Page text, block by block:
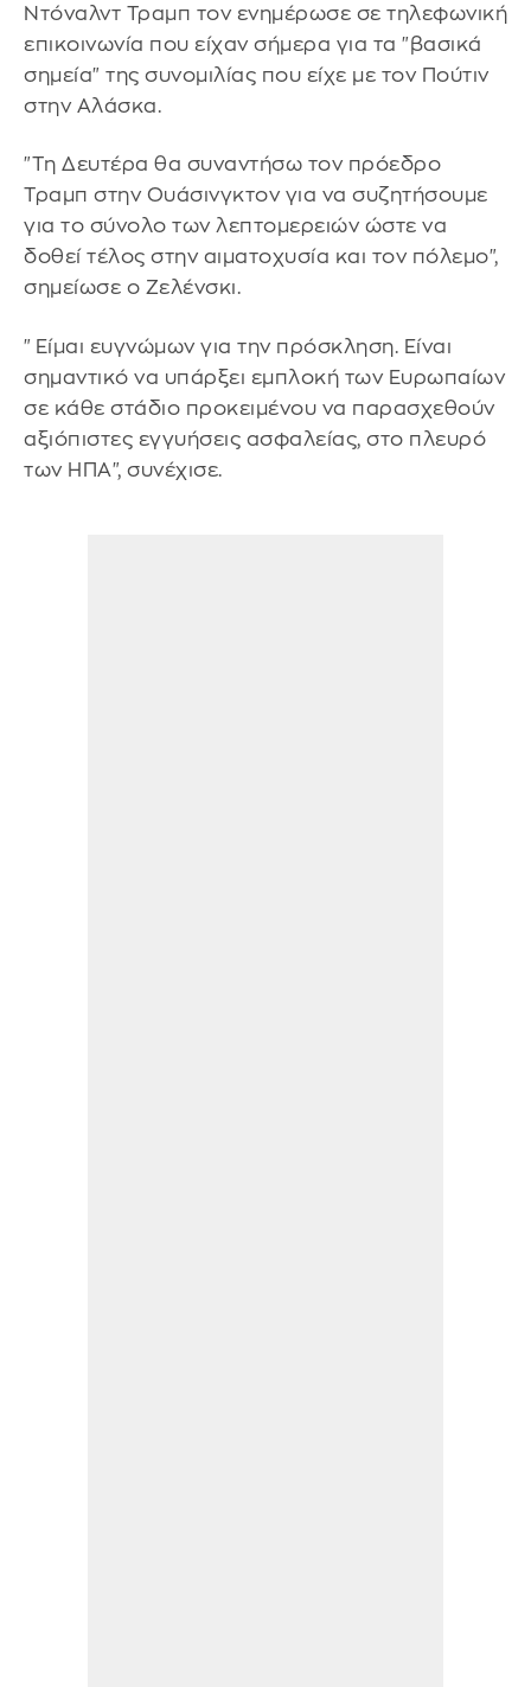
Ντόναλντ Τραμπ τον ενημέρωσε σε τηλεφωνική
επικοινωνία που είχαν σήμερα για τα "βασικά
σημεία" της συνομιλίας που είχε με τον Πούτιν
στην Αλάσκα.
"Τη Δευτέρα θα συναντήσω τον πρόεδρο
Τραμπ στην Ουάσινγκτον για να συζητήσουμε
για το σύνολο των λεπτομερειών ώστε να
δοθεί τέλος στην αιματοχυσία και τον πόλεμο",
σημείωσε ο Ζελένσκι.
"Είμαι ευγνώμων για την πρόσκληση. Είναι
σημαντικό να υπάρξει εμπλοκή των Ευρωπαίων
σε κάθε στάδιο προκειμένου να παρασχεθούν
αξιόπιστες εγγυήσεις ασφαλείας, στο πλευρό
των ΗΠΑ", συνέχισε.